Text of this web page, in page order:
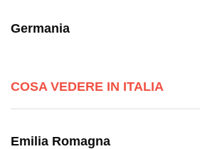
Germania
COSA VEDERE IN ITALIA
Emilia Romagna